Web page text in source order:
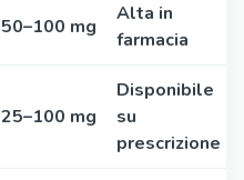
50–100 mg
Alta in
farmacia
25–100 mg
Disponibile
su
prescrizione